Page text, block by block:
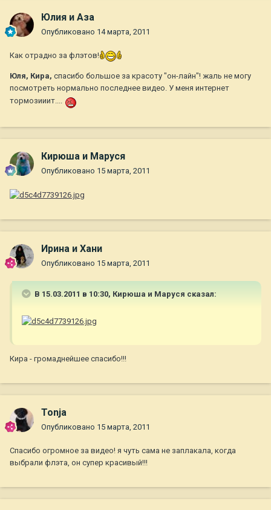
Юлия и Аза
Опубликовано 14 марта, 2011
Как отрадно за флэтов!
Юля, Кира, спасибо большое за красоту "он-лайн"! жаль не могу
посмотреть нормально последнее видео. У меня интернет
тормозииит....
Кирюша и Маруся
Опубликовано 15 марта, 2011
Ирина и Хани
Опубликовано 15 марта, 2011
В 15.03.2011 в 10:30, Кирюша и Маруся сказал:
Кира - громаднейшее спасибо!!!
Tonja
Опубликовано 15 марта, 2011
Спасибо огромное за видео! я чуть сама не заплакала, когда
выбрали флэта, он супер красивый!!!